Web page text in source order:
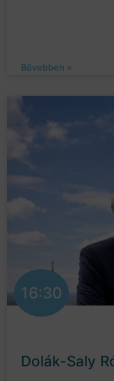
Bővebben »
16:30
Dolák-Saly